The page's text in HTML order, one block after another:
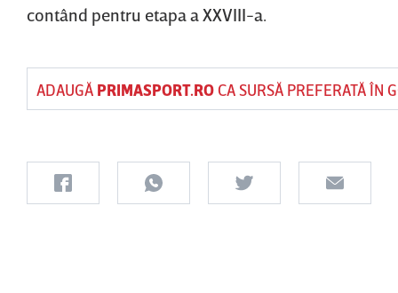
contând pentru etapa a XXVIII-a.
ADAUGĂ PRIMASPORT.ROCA SURSĂ PREFERATĂ ÎN